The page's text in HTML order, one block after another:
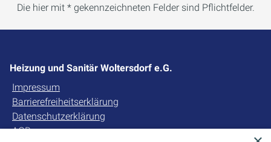
Die hier mit * gekennzeichneten Felder sind Pflichtfelder.
Heizung und Sanitär Woltersdorf e.G.
Impressum
Barrierefreiheitserklärung
Datenschutzerklärung
AGB